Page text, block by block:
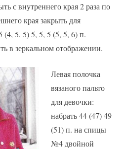
с внутреннего края 2 раза по
края закрыть для
(4, 5, 5) 5, 5, 5 (5, 5, 6) п.
в зеркальном отображении.
Левая полочка
вязаного пальто
для девочки:
набрать 44 (47) 49
(51) п. на спицы
№4 двойной